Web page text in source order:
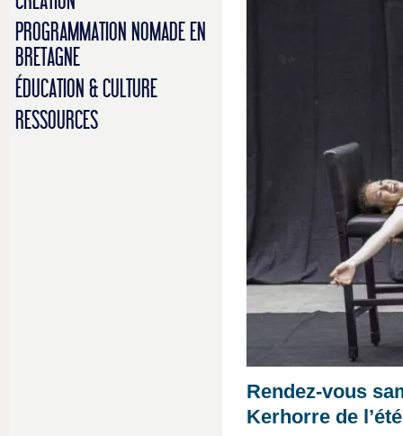
PROGRAMMATION NOMADE EN
BRETAGNE
ÉDUCATION & CULTURE
RESSOURCES
Rendez-vous
Kerhorre de